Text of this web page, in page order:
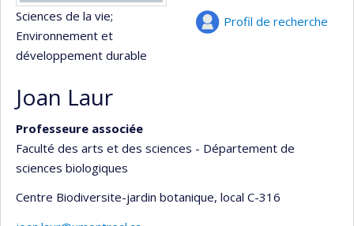
Profil de recherche
Sciences de la vie;
Environnement et
développement durable
Joan Laur
Professeure associée
Faculté des arts et des sciences - Département de
sciences biologiques
Centre Biodiversite-jardin botanique, local C-316